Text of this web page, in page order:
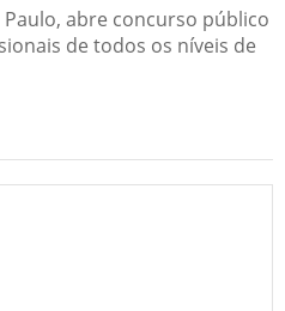
abre concurso público
de todos os níveis de